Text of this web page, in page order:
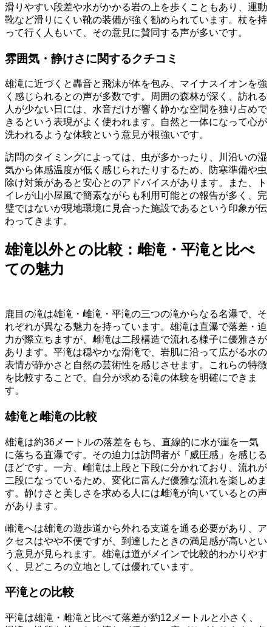
滑りやすい段差や水がかかる岩の上を歩くこともあり、運動
靴など滑りにくい靴の装備が強く勧められています。杖を持
って行く人もいて、その意見に賛同する声が多いです。
雰囲気・静けさに関するクチコミ
雄滝に近づくと轟音と飛沫が体を包み、マイナスイオンを強
く感じられるとの声が多数です。周囲の森林が深く、訪れる
人が少ない日には、水音だけが響く静かな空間を独り占めで
きるという表現がよく使われます。自然と一体になって心が
洗われるような体験という意見が根強いです。
訪問のタイミングによっては、虫が多かったり、川沿いの湿
気から体感温度が低く感じられたりするため、防寒準備や虫
除け対策があると安心とのアドバイスがあります。また、ト
イレが山小屋風で簡素ながらも利用可能との報告が多く、完
璧ではないが現地環境に見合った施設であるという印象が伝
わってきます。
雄滝以外との比較：雌滝・平滝と比べ
ての魅力
鹿目の滝は雄滝・雌滝・平滝の三つの滝からなる名瀑で、そ
れぞれが異なる魅力を持っています。雄滝は直瀑で落差・迫
力が際立ちますが、雌滝は二段構造で流れる様子に優雅さが
あります。平滝は穏やかな滑滝で、岩肌に沿って広がる水の
表情が静かさと自然の芸術性を感じさせます。これらの特徴
を比較することで、自分が求める滝の体験を明確にできま
す。
雄滝と雌滝の比較
雄滝は約36メートルの落差をもち、直線的に水が崖を一気
に落ちる直瀑です。その迫力は訪問者が「威圧感」を感じる
ほどです。一方、雌滝は上段と下段に分かれており、流れが
二段になっているため、変化に富んだ優雅な流れを楽しめま
す。静けさと美しさを求める人には雌滝が向いているとの声
があります。
雌滝へは雄滝の遊歩道から外れる支道を通る必要があり、ア
クセスはやや不便ですが、到達したときの満足感が高いとい
う意見が見られます。雄滝は道がメインで比較的わかりやす
く、見どころの立地としては優れています。
平滝との比較
平滝は雄滝・雌滝と比べて落差が約12メートルと小さく、